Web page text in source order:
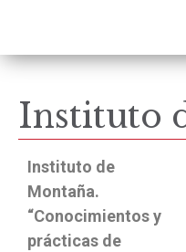
Instituto
Instituto de
Montaña.
“Conocimientos y
prácticas de